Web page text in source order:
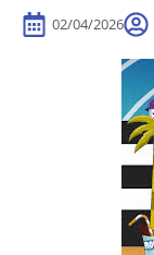
02/04/2026